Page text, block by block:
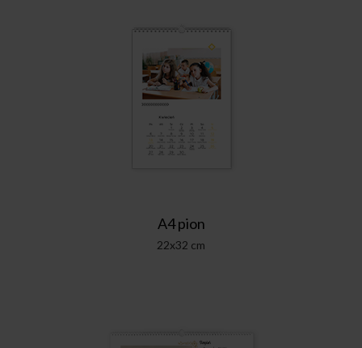
A4 pion
22x32 cm